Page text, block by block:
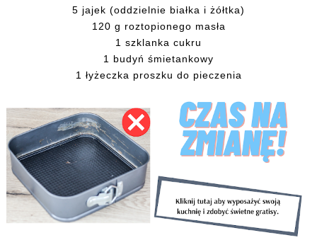
5 jajek (oddzielnie białka i żółtka)
120 g roztopionego masła
1 szklanka cukru
1 budyń śmietankowy
1 łyżeczka proszku do pieczenia